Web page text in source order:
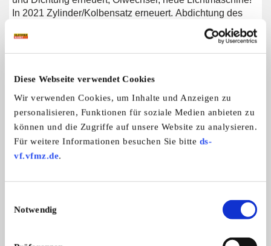
Diese Webseite verwendet Cookies
Wir verwenden Cookies, um Inhalte und Anzeigen zu
personalisieren, Funktionen für soziale Medien anbieten zu
können und die Zugriffe auf unsere Website zu analysieren.
Für weitere Informationen besuchen Sie bitte ds-
vf.vfmz.de.
Notwendig
In 2021 Zylinder/Kolbensatz erneuert. Abdichtung des
Top gepflegtes Fahrzeug!
Weitere Anzeigen dieses Anbieters
ALLE ANZEIGEN